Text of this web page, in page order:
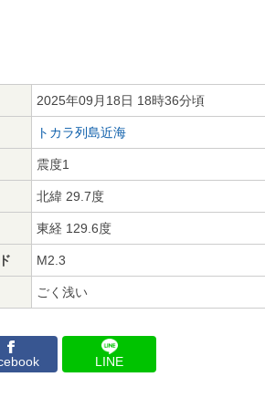
2025年09月18日 18時36分頃
トカラ列島近海
震度1
北緯 29.7度
東経 129.6度
M2.3
ごく浅い
LINE